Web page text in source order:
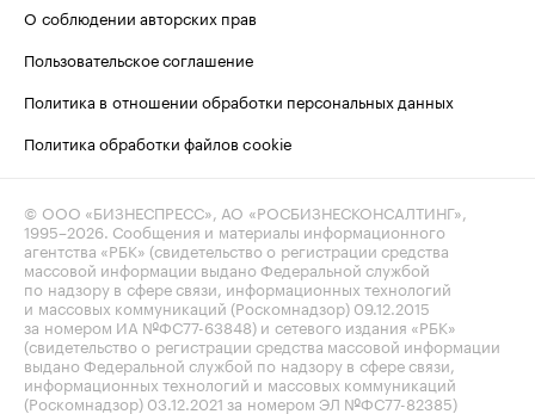
О соблюдении авторских прав
Пользовательское соглашение
Политика в отношении обработки персональных данных
Политика обработки файлов cookie
© ООО «БИЗНЕСПРЕСС», АО «РОСБИЗНЕСКОНСАЛТИНГ»,
1995–2026 . Сообщения и материалы информационного
агентства «РБК» (свидетельство о регистрации средства
массовой информации выдано Федеральной службой
по надзору в сфере связи, информационных технологий
и массовых коммуникаций (Роскомнадзор) 09.12.2015
за номером ИА №ФС77-63848) и сетевого издания «РБК»
(свидетельство о регистрации средства массовой информации
выдано Федеральной службой по надзору в сфере связи,
информационных технологий и массовых коммуникаций
(Роскомнадзор) 03.12.2021 за номером ЭЛ №ФС77-82385)